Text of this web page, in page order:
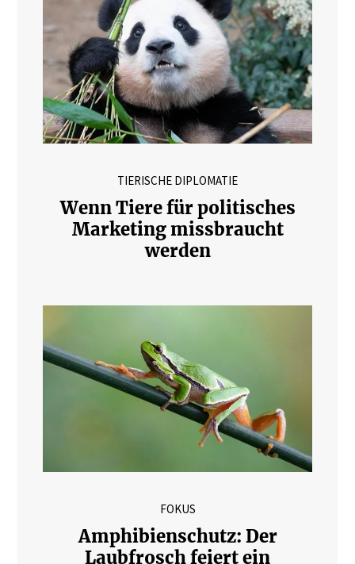
TIERISCHE DIPLOMATIE
Wenn Tiere für politisches
Marketing missbraucht
werden
FOKUS
Amphibienschutz: Der
Laubfrosch feiert ein